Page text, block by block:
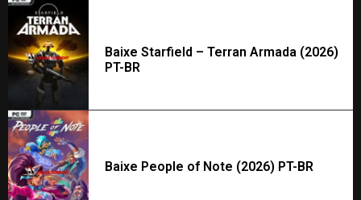
Baixe Starfield – Terran Armada (2026)
PT-BR
Baixe People of Note (2026) PT-BR